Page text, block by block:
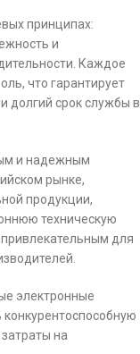
принципах:
и
Каждое
что гарантирует
долгий срок службы в
и надежным
рынке,
продукции,
техническую
для
электронные
на